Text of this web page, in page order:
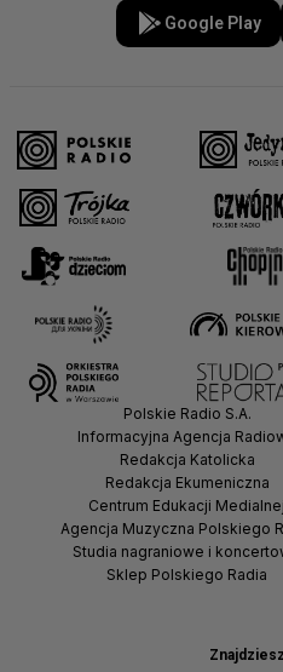
Google Play
Polskie Radio S.A.
Informacyjna Agencja
Redakcja Katolicka
Redakcja Ekumeniczna
Centrum Edukacji Medialnej
Agencja Muzyczna Polskiego
Studia nagraniowe i
Sklep Polskiego Radia